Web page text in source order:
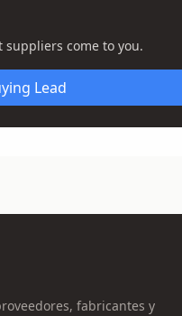
come to you.
Lead
fabricantes y